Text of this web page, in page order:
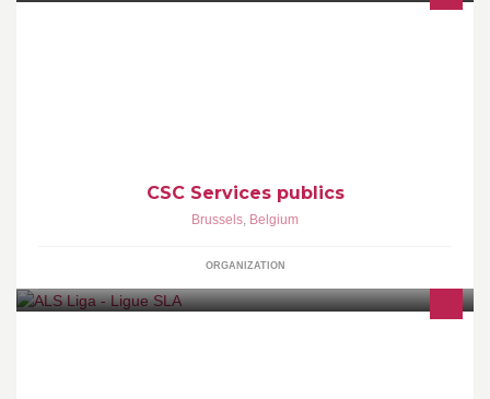
CSC Services publics
Brussels, Belgium
ORGANIZATION